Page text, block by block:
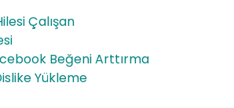
100
ble
n
ve
Çalışan
Beğeni Arttırma
Yükleme